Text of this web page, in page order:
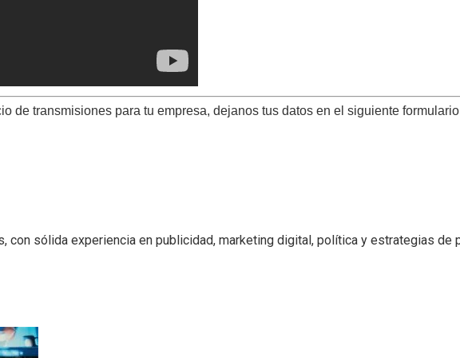
de transmisiones para tu empresa, dejanos tus datos en el siguiente
sólida experiencia en publicidad, marketing digital, política y estrategias de